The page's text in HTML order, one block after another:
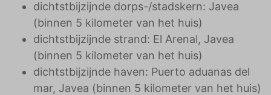
dichtstbijzijnde dorps-/stadskern: Javea
(binnen 5 kilometer van het huis)
dichtstbijzijnde strand: El Arenal, Javea
(binnen 5 kilometer van het huis)
dichtstbijzijnde haven: Puerto aduanas del
mar, Javea (binnen 5 kilometer van het huis)